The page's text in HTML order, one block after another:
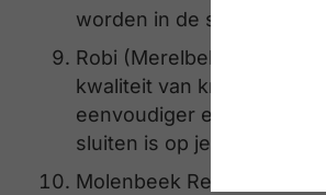
worden in de
Robi (Merelbeke): water
kwaliteit van kraanwater
eenvoudiger en
sluiten is op je bestaande
Molenbeek Rebels